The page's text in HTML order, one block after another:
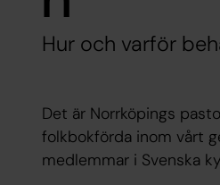
Hur och varför
Det är Norrköpings
folkbokförda inom vårt
medlemmar i Svenska